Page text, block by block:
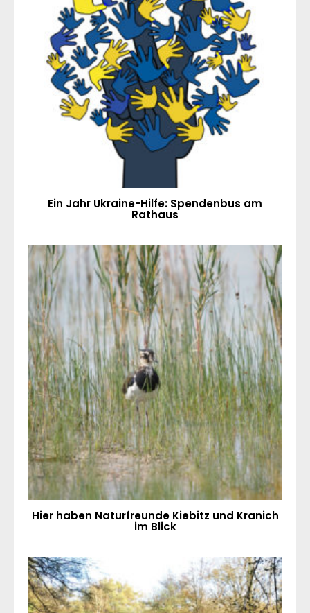
Ein Jahr Ukraine-Hilfe: Spendenbus am
Rathaus
Hier haben Naturfreunde Kiebitz und Kranich
im Blick